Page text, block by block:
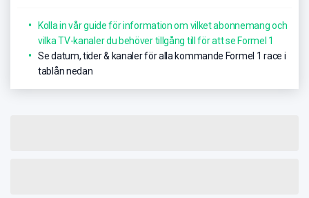
Kolla in vår guide för information om vilket abonnemang och
vilka TV-kanaler du behöver tillgång till för att se Formel 1
Se datum, tider & kanaler för alla kommande Formel 1 race i
tablån nedan